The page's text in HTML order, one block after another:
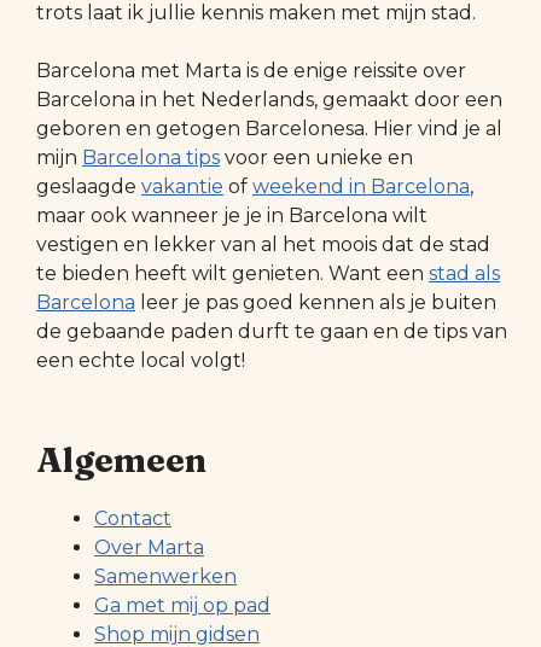
trots laat ik jullie kennis maken met mijn stad.
Barcelona met Marta is de enige reissite over
Barcelona in het Nederlands, gemaakt door een
geboren en getogen Barcelonesa. Hier vind je al
mijn Barcelona tips voor een unieke en
geslaagde vakantie of weekend in Barcelona,
maar ook wanneer je je in Barcelona wilt
vestigen en lekker van al het moois dat de stad
te bieden heeft wilt genieten. Want een stad als
Barcelona leer je pas goed kennen als je buiten
de gebaande paden durft te gaan en de tips van
een echte local volgt!
Algemeen
Contact
Over Marta
Samenwerken
Ga met mij op pad
Shop mijn gidsen